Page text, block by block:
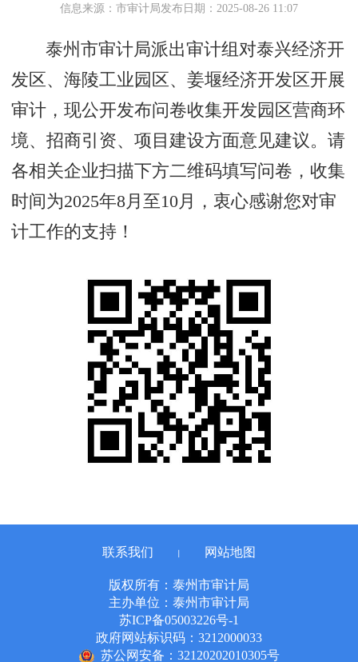
信息来源：市审计局发布日期：2025-08-26 11:07
泰州市审计局派出审计组对泰兴经济开
发区、海陵工业园区、姜堰经济开发区开展
审计，现公开发布问卷收集开发园区营商环
境、招商引资、项目建设方面意见建议。请
各相关企业扫描下方二维码填写问卷，收集
时间为2025年8月至10月，衷心感谢您对审
计工作的支持！
联系我们 网站地图
版权所有：泰州市审计局
主办单位：泰州市审计局
苏ICP备05003226号-1
政府网站标识码：3212000033
苏公网安备：32120202010305号